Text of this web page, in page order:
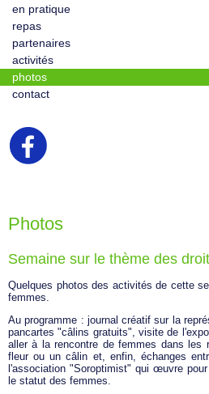
en pratique
repas
partenaires
activités
photos
contact
Photos
Semaine sur le thème des
Quelques photos des activités de cette
femmes.
Au programme : journal créatif sur la
pancartes "câlins gratuits", visite de
aller à la rencontre de femmes dans les
fleur ou un câlin et, enfin, échanges
l'association "Soroptimist" qui œuvre
le statut des femmes.